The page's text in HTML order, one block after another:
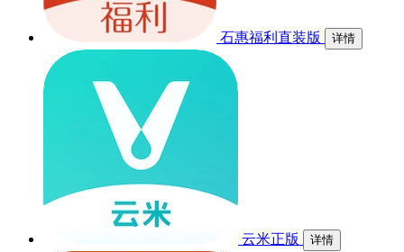
石惠福利直装版 详情
云米正版 详情